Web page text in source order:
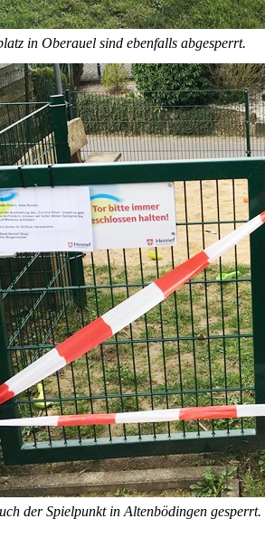
in Oberauel sind ebenfalls abgesperrt.
der Spielpunkt in Altenbödingen gesperrt.